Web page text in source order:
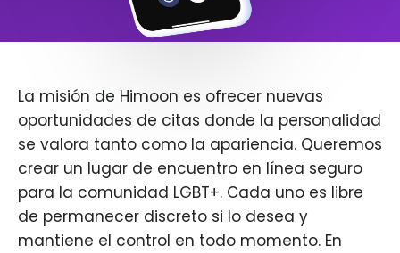
La misión de Himoon es ofrecer nuevas
oportunidades de citas donde la personalidad
se valora tanto como la apariencia. Queremos
crear un lugar de encuentro en línea seguro
para la comunidad LGBT+. Cada uno es libre
de permanecer discreto si lo desea y
mantiene el control en todo momento. En